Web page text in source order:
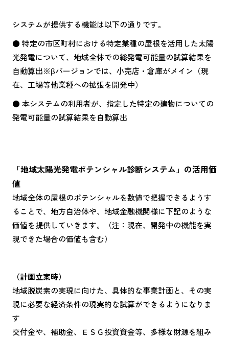
システムが提供する機能は以下の通りです。
● 特定の市区町村における特定業種の屋根を活用した太陽
光発電について、地域全体での総発電可能量の試算結果を
自動算出※βバージョンでは、小売店・倉庫がメイン（現
在、工場等他業種への拡張を開発中）
● 本システムの利用者が、指定した特定の建物についての
発電可能量の試算結果を自動算出
「地域太陽光発電ポテンシャル診断システム」の活用価
値
地域全体の屋根のポテンシャルを数値で把握できるようす
ることで、地方自治体や、地域金融機関様に下記のような
価値を提供していきます。（注：現在、開発中の機能を実
現できた場合の価値も含む）
（計画立案時）
地域脱炭素の実現に向けた、具体的な事業計画と、その実
現に必要な経済条件の現実的な試算ができるようになりま
す
交付金や、補助金、ＥＳＧ投資資金等、多様な財源を組み